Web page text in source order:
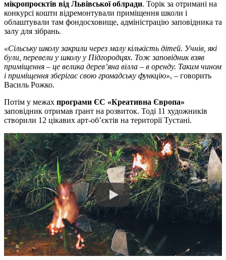
мікропроєктів від Львівської облради. Торік за отримані на
конкурсі кошти відремонтували приміщення школи і
облаштували там фондосховище, адміністрацію заповідника та
залу для зібрань.
«Сільську школу закрили через малу кількість дітей. Учнів, які
були, перевели у школу у Підгородцях. Тож заповідник взяв
приміщення – це велика дерев’яна вілла – в оренду. Таким чином
і приміщення зберігає свою громадську функцію», – говорить
Василь Рожко.
Потім у межах програми ЄС «Креативна Європа»
заповідник отримав ґрант на розвиток. Тоді 11 художників
створили 12 цікавих арт-об’єктів на території Тустані.